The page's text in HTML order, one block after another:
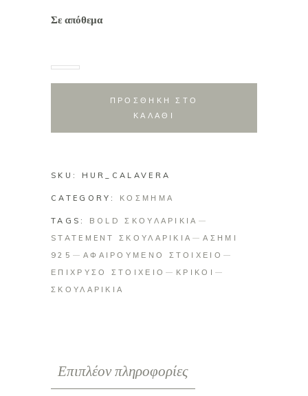
Σε απόθεμα
ΠΡΟΣΘΗΚΗ ΣΤΟ
ΚΑΛΑΘΙ
SKU: HUR_CALAVERA
CATEGORY: ΚΟΣΜΗΜΑ
TAGS: BOLD ΣΚΟΥΛΑΡΙΚΙΑ
STATEMENT ΣΚΟΥΛΑΡΙΚΙΑ
ΑΣΗΜΙ
925
ΑΦΑΙΡΟΥΜΕΝΟ ΣΤΟΙΧΕΙΟ
ΕΠΙΧΡΥΣΟ ΣΤΟΙΧΕΙΟ
ΚΡΙΚΟΙ
ΣΚΟΥΛΑΡΙΚΙΑ
Επιπλέον πληροφορίες